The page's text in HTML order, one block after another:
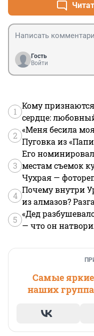
Гость
Войти
1
Кому
сердце:
2
«Меня бесила
Пуговка из
3
Его
местам съемок
Чухрая —
4
Почему внутри
из алмазов?
5
«Дед
— что он
Самые
наших